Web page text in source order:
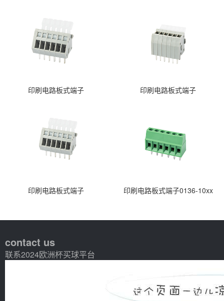
印刷电路板式端子 印刷电路板式端子
印刷电路板式端子 印刷电路板式端子0136-10xx
contact us
联系2024欧洲杯买球平台